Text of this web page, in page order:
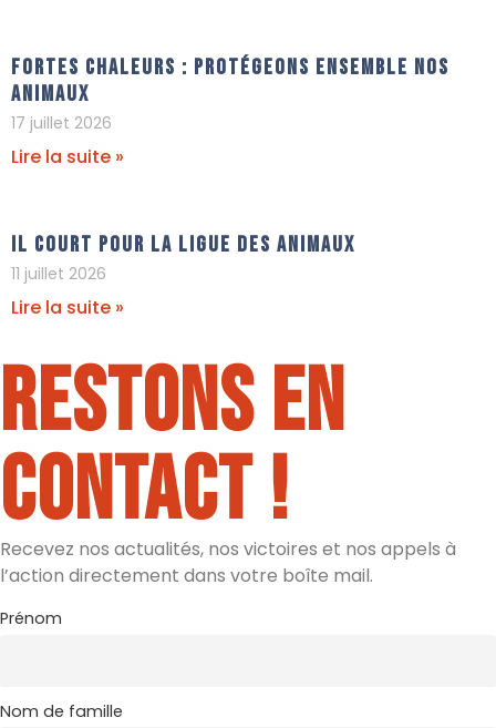
Fortes chaleurs : protégeons ensemble nos
animaux
17 juillet 2026
Lire la suite »
Il court pour La Ligue Des Animaux
11 juillet 2026
Lire la suite »
Restons en
contact !
Recevez nos actualités, nos victoires et nos appels à
l’action directement dans votre boîte mail.
Prénom
Nom de famille